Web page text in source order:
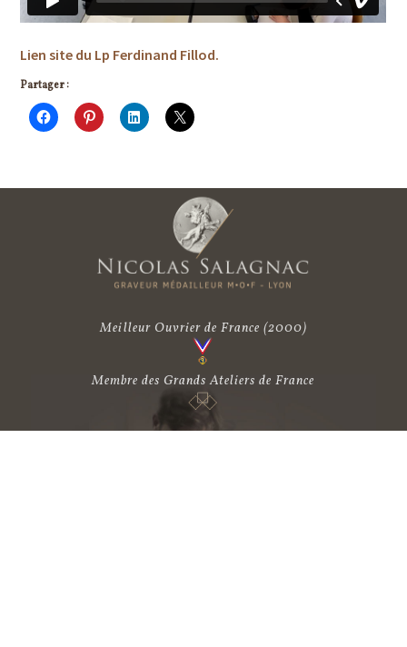
Lien site du Lp Ferdinand Fillod.
Partager :
Meilleur Ouvrier de France (2000)
Membre des Grands Ateliers de France